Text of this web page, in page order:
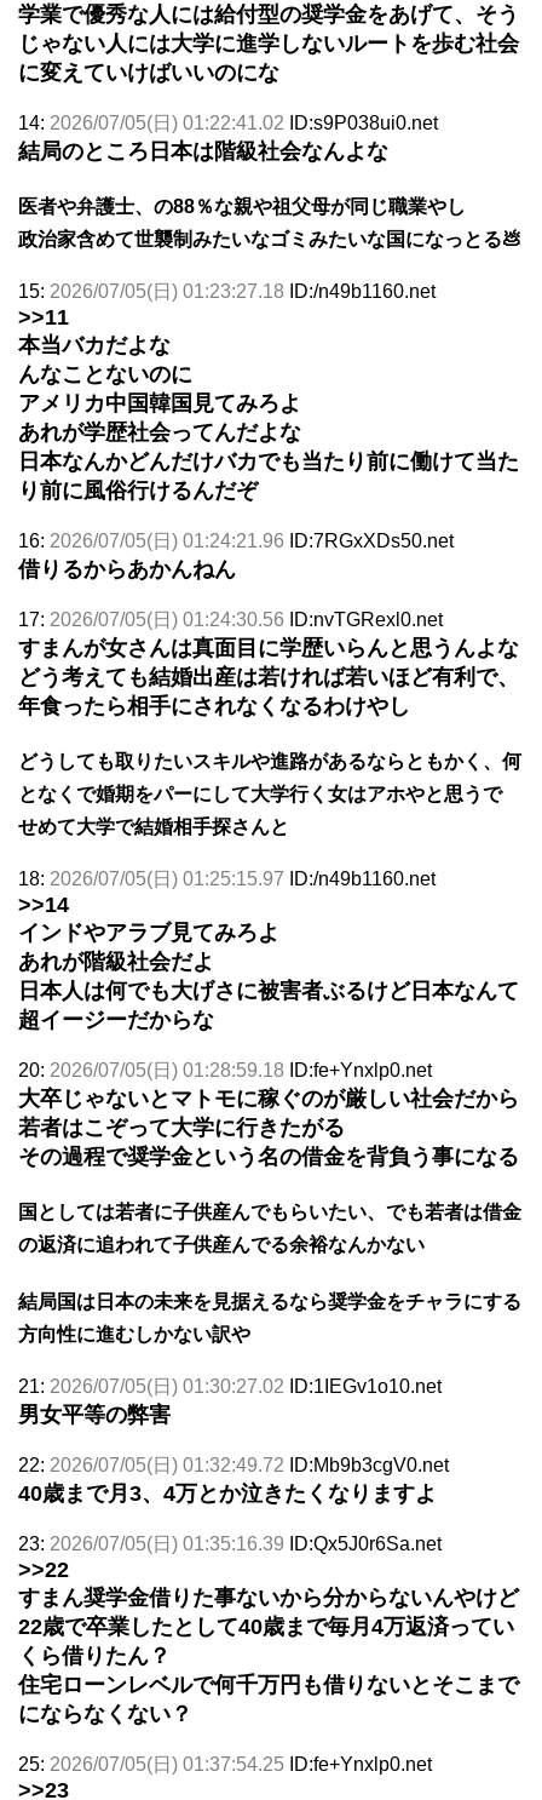
学業で優秀な人には給付型の奨学金をあげて、そう
じゃない人には大学に進学しないルートを歩む社会
に変えていけばいいのにな
14: 2026/07/05(日) 01:22:41.02 ID:s9P038ui0.net
結局のところ日本は階級社会なんよな
医者や弁護士、の88％な親や祖父母が同じ職業やし
政治家含めて世襲制みたいなゴミみたいな国になっとる💩
15: 2026/07/05(日) 01:23:27.18 ID:/n49b1160.net
>>11
本当バカだよな
んなことないのに
アメリカ中国韓国見てみろよ
あれが学歴社会ってんだよな
日本なんかどんだけバカでも当たり前に働けて当た
り前に風俗行けるんだぞ
16: 2026/07/05(日) 01:24:21.96 ID:7RGxXDs50.net
借りるからあかんねん
17: 2026/07/05(日) 01:24:30.56 ID:nvTGRexl0.net
すまんが女さんは真面目に学歴いらんと思うんよな
どう考えても結婚出産は若ければ若いほど有利で、
年食ったら相手にされなくなるわけやし
どうしても取りたいスキルや進路があるならともかく、何
となくで婚期をパーにして大学行く女はアホやと思うで
せめて大学で結婚相手探さんと
18: 2026/07/05(日) 01:25:15.97 ID:/n49b1160.net
>>14
インドやアラブ見てみろよ
あれが階級社会だよ
日本人は何でも大げさに被害者ぶるけど日本なんて
超イージーだからな
20: 2026/07/05(日) 01:28:59.18 ID:fe+Ynxlp0.net
大卒じゃないとマトモに稼ぐのが厳しい社会だから
若者はこぞって大学に行きたがる
その過程で奨学金という名の借金を背負う事になる
国としては若者に子供産んでもらいたい、でも若者は借金
の返済に追われて子供産んでる余裕なんかない
結局国は日本の未来を見据えるなら奨学金をチャラにする
方向性に進むしかない訳や
21: 2026/07/05(日) 01:30:27.02 ID:1IEGv1o10.net
男女平等の弊害
22: 2026/07/05(日) 01:32:49.72 ID:Mb9b3cgV0.net
40歳まで月3、4万とか泣きたくなりますよ
23: 2026/07/05(日) 01:35:16.39 ID:Qx5J0r6Sa.net
>>22
すまん奨学金借りた事ないから分からないんやけど
22歳で卒業したとして40歳まで毎月4万返済ってい
くら借りたん？
住宅ローンレベルで何千万円も借りないとそこまで
にならなくない？
25: 2026/07/05(日) 01:37:54.25 ID:fe+Ynxlp0.net
>>23